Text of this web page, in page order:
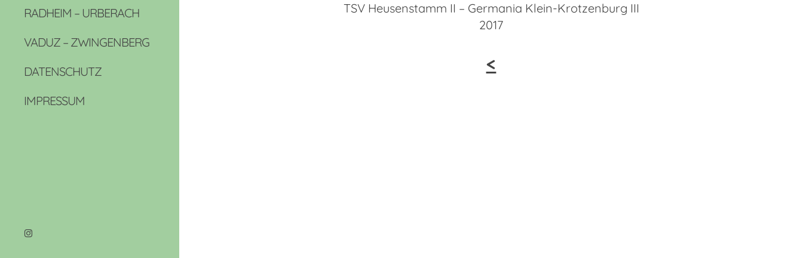
RADHEIM – URBERACH
VADUZ – ZWINGENBERG
DATENSCHUTZ
IMPRESSUM
TSV Heusenstamm II – Germania Klein-Krotzenburg III
2017
<